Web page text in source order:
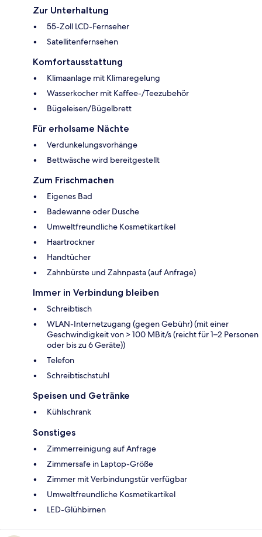
Zur Unterhaltung
55-Zoll LCD-Fernseher
Satellitenfernsehen
Komfortausstattung
Klimaanlage mit Klimaregelung
Wasserkocher mit Kaffee-/Teezubehör
Bügeleisen/Bügelbrett
Für erholsame Nächte
Verdunkelungsvorhänge
Bettwäsche wird bereitgestellt
Zum Frischmachen
Eigenes Bad
Badewanne oder Dusche
Umweltfreundliche Kosmetikartikel
Haartrockner
Handtücher
Zahnbürste und Zahnpasta (auf Anfrage)
Immer in Verbindung bleiben
Schreibtisch
WLAN-Internetzugang (gegen Gebühr) (mit einer
Geschwindigkeit von > 100 MBit/s (reicht für 1–2 Personen
oder bis zu 6 Geräte))
Telefon
Schreibtischstuhl
Speisen und Getränke
Kühlschrank
Sonstiges
Zimmerreinigung auf Anfrage
Zimmersafe in Laptop-Größe
Zimmer mit Verbindungstür verfügbar
Umweltfreundliche Kosmetikartikel
LED-Glühbirnen